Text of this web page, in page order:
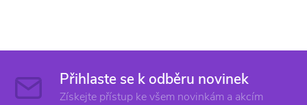
Přihlaste se k odběru novinek
Získejte přístup ke všem novinkám a akcím